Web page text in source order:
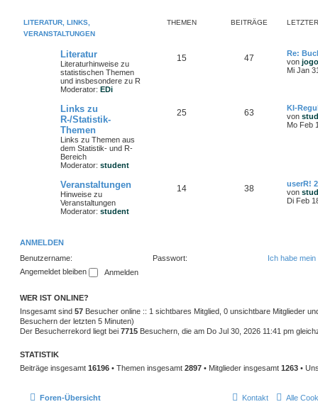
LITERATUR, LINKS,
VERANSTALTUNGEN
THEMEN BEITRÄGE
Literatur
Literaturhinweise zu
statistischen Themen
und insbesondere zu R
Moderator: EDi
15 47
Re:
von jogo
Mi Jan
Links zu
R-/Statistik-
Themen
Links zu Themen aus
dem Statistik- und R-
Bereich
Moderator: student
25 63
KI-
von
Mo Feb
Veranstaltungen
Hinweise zu
Veranstaltungen
Moderator: student
14 38
userR!
von
Di Feb
ANMELDEN
Benutzername:
Passwort:
Ich habe
Angemeldet bleiben
WER IST ONLINE?
Insgesamt sind 57 Besucher online :: 1 sichtbares Mitglied, 0 unsichtbare Mitglieder
Besuchern der letzten 5 Minuten)
Der Besucherrekord liegt bei 7715 Besuchern, die am Do Jul 30, 2026 11:41 pm
STATISTIK
Beiträge insgesamt 16196 • Themen insgesamt 2897 • Mitglieder insgesamt 1263 •
Foren-Übersicht Alle
Kontakt